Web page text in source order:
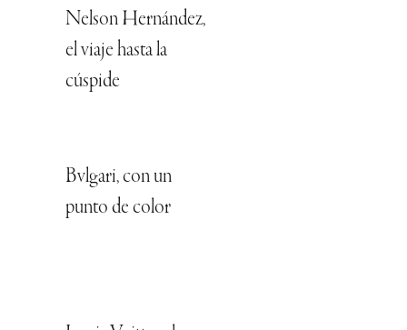
Nelson Hernández,
el viaje hasta la
cúspide
Bvlgari, con un
punto de color